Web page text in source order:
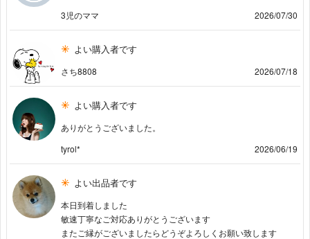
3児のママ
2026/07/30
よい購入者です
さち8808 2026/07/18
よい購入者です
ありがとうございました。
tyrol*
2026/06/19
よい出品者です
本日到着しました
敏速丁寧なご対応ありがとうございます
またご縁がございましたらどうぞよろしくお願い致します